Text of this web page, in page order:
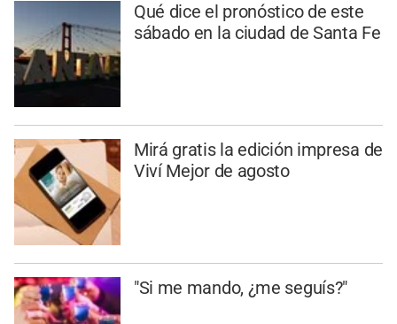
Qué dice el pronóstico de este
sábado en la ciudad de Santa Fe
Mirá gratis la edición impresa de
Viví Mejor de agosto
"Si me mando, ¿me seguís?"